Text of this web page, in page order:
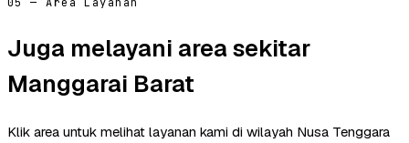
05 — Area Layanan
Juga melayani area sekitar
Manggarai Barat
Klik area untuk melihat layanan kami di wilayah Nusa Tenggara